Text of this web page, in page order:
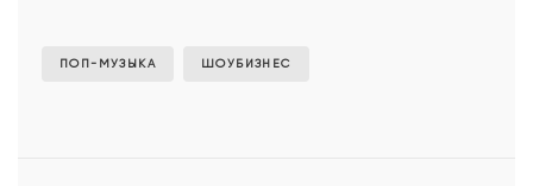
ПОП-МУЗЫКА ШОУБИЗНЕС